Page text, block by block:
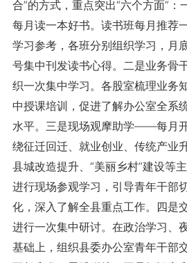
合”的方式，重点突出“六个方面”
每月读一本好书。读书班每月推荐
学习参考，各班分别组织学习，月
号集中刊发读书心得。二是业务
织一次集中学习。各股室梳理业务
中授课培训，促进了解办公室全系
水平。三是现场观摩助学——每月
绕征迁回迁、就业创业、传统产业
县城改造提升、“美丽乡村”建设等
进行现场参观学习，引导青年干部
化，深入了解全县重点工作。四
进行一次集中研讨。在政治学习、
基础上，组织县委办公室青年干部